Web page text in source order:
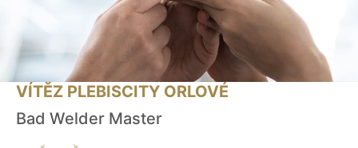
VÍTĚZ PLEBISCITY ORLOVÉ
Bad Welder Master